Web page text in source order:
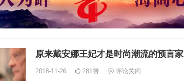
原来戴安娜王妃才是时尚潮流的预言家
2018-11-26 281 赞 评论关闭